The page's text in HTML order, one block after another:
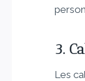
3.
Les